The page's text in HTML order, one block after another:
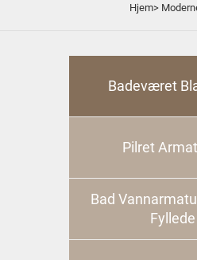
Hjem>
Badeværet
Pilret
Bad
Fyllede